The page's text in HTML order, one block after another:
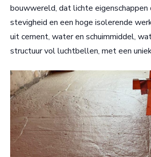
bouwwereld, dat lichte
stevigheid en een hoge isolerende
uit cement, water en schuimmiddel,
structuur vol luchtbellen, met een